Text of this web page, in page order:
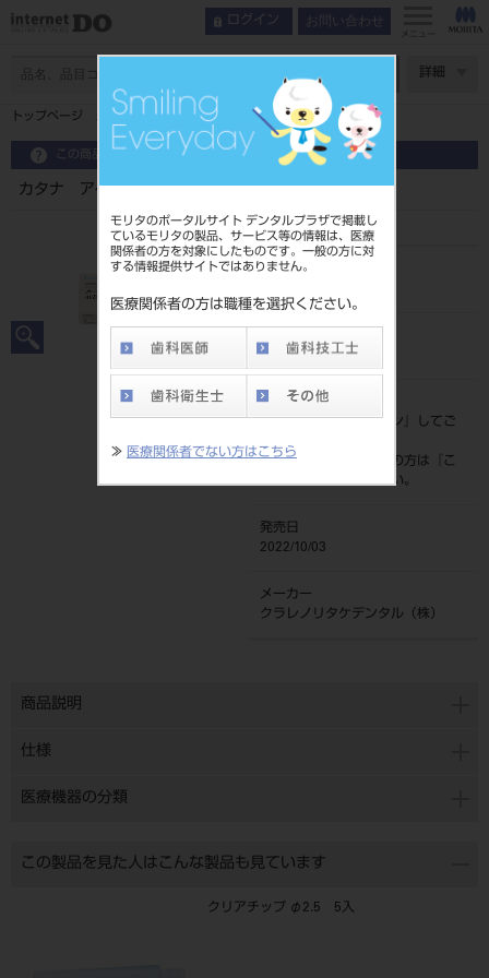
モリタのポータルサイト デンタルプラザで掲載し
ているモリタの製品、サービス等の情報は、医療
関係者の方を対象にしたものです。一般の方に対
する情報提供サイトではありません。
医療関係者の方は職種を選択ください。
≫ 医療関係者でない方はこちら
ログイン お問い合わせ
メニュー
詳細
トップページ カタナ アベンシアブロック2 12 OE 5入
この商品に関するお問い合わせ
カタナ アベンシアブロック2 12 OE 5入
品目コード
4571110541128
標準価格
価格の確認は『ログイン
』してご
ネット会員登録がまだの方は『
こ
ちら』より登録ください。
発売日
2022/10/03
メーカー
クラレノリタケデンタル（株）
商品説明
仕様
医療機器の分類
この製品を見た人はこんな製品も見ています
クリアチップ φ2.5 5入